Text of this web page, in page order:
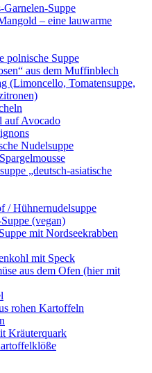
Suppe
– eine lauwarme
polnische Suppe
aus dem Muffinblech
(Limoncello, Tomatensuppe,
auf Avocado
Nudelsuppe
„deutsch-asiatische
/ Hühnernudelsuppe
(vegan)
mit Nordseekrabben
mit Speck
aus dem Ofen (hier mit
rohen Kartoffeln
Kräuterquark